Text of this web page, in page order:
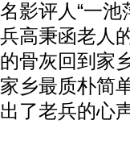
名影评人“一池
兵高秉函老人
的骨灰回到家
家乡最质朴简
出了老兵的心